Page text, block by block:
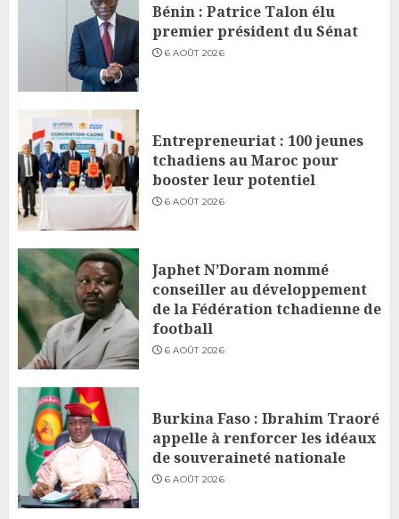
Bénin : Patrice Talon élu
premier président du Sénat
6 AOÛT 2026
Entrepreneuriat : 100 jeunes
tchadiens au Maroc pour
booster leur potentiel
6 AOÛT 2026
Japhet N’Doram nommé
conseiller au développement
de la Fédération tchadienne de
football
6 AOÛT 2026
Burkina Faso : Ibrahim Traoré
appelle à renforcer les idéaux
de souveraineté nationale
6 AOÛT 2026